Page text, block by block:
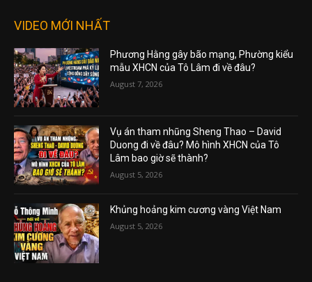
VIDEO MỚI NHẤT
Phương Hằng gây bão mạng, Phường kiểu
mẫu XHCN của Tô Lâm đi về đâu?
August 7, 2026
Vụ án tham nhũng Sheng Thao – David
Duong đi về đâu? Mô hình XHCN của Tô
Lâm bao giờ sẽ thành?
August 5, 2026
Khủng hoảng kim cương vàng Việt Nam
August 5, 2026